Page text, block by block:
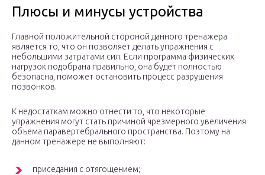
Плюсы и минусы устройства
Главной положительной стороной данного тренажера
является то, что он позволяет делать упражнения с
небольшими затратами сил. Если программа физических
нагрузок подобрана правильно, она будет полностью
безопасна, поможет остановить процесс разрушения
позвонков.
К недостаткам можно отнести то, что некоторые
упражнения могут стать причиной чрезмерного увеличения
объема паравертебрального пространства. Поэтому на
данном тренажере не выполняют:
приседания с отягощением;